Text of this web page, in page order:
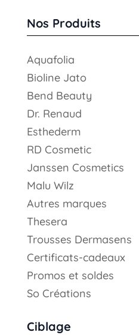
Nos Produits
Aquafolia
Bioline Jato
Bend Beauty
Dr. Renaud
Esthederm
RD Cosmetic
Janssen Cosmetics
Malu Wilz
Autres marques
Thesera
Trousses Dermasens
Certificats-cadeaux
Promos et soldes
So Créations
Ciblage